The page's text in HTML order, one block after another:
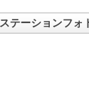
ステーションフォ